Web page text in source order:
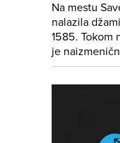
Na mestu
nalazila
1585. Tokom
je